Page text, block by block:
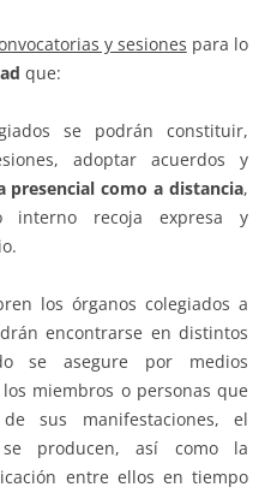
y sesiones para lo
que:
se podrán constituir,
adoptar acuerdos y
presencial como a distancia,
interno recoja expresa y
los órganos colegiados a
encontrarse en distintos
se asegure por medios
miembros o personas que
sus manifestaciones, el
producen, así como la
entre ellos en tiempo